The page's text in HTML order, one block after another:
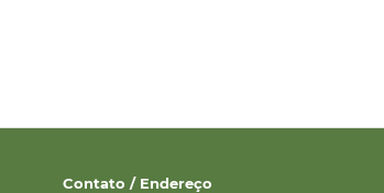
Contato / Endereço